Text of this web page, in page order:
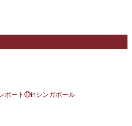
ポート㉚inシンガポール